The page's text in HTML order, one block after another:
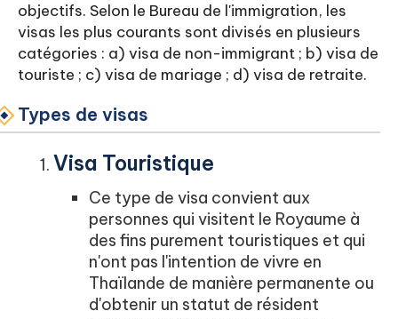
objectifs. Selon le Bureau de l'immigration, les
visas les plus courants sont divisés en plusieurs
catégories : a) visa de non-immigrant ; b) visa de
touriste ; c) visa de mariage ; d) visa de retraite.
Types de visas
Visa Touristique
Ce type de visa convient aux
personnes qui visitent le Royaume à
des fins purement touristiques et qui
n'ont pas l'intention de vivre en
Thaïlande de manière permanente ou
d'obtenir un statut de résident